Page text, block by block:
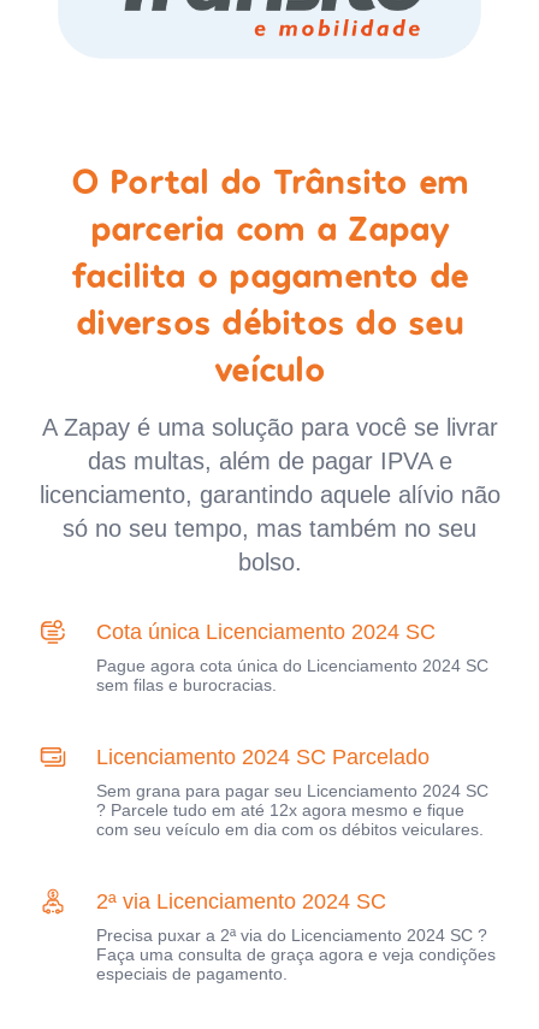
O Portal do Trânsito em
parceria com a Zapay
facilita o pagamento de
diversos débitos do seu
veículo
A Zapay é uma solução para você se livrar
das multas, além de pagar IPVA e
licenciamento, garantindo aquele alívio não
só no seu tempo, mas também no seu
bolso.
Cota única Licenciamento 2024 SC
Pague agora cota única do Licenciamento 2024 SC
sem filas e burocracias.
Licenciamento 2024 SC Parcelado
Sem grana para pagar seu Licenciamento 2024 SC
? Parcele tudo em até 12x agora mesmo e fique
com seu veículo em dia com os débitos veiculares.
2ª via Licenciamento 2024 SC
Precisa puxar a 2ª via do Licenciamento 2024 SC ?
Faça uma consulta de graça agora e veja condições
especiais de pagamento.